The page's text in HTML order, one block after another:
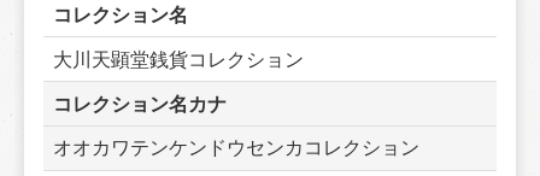
コレクション名
大川天顕堂銭貨コレクション
コレクション名カナ
オオカワテンケンドウセンカコレクション